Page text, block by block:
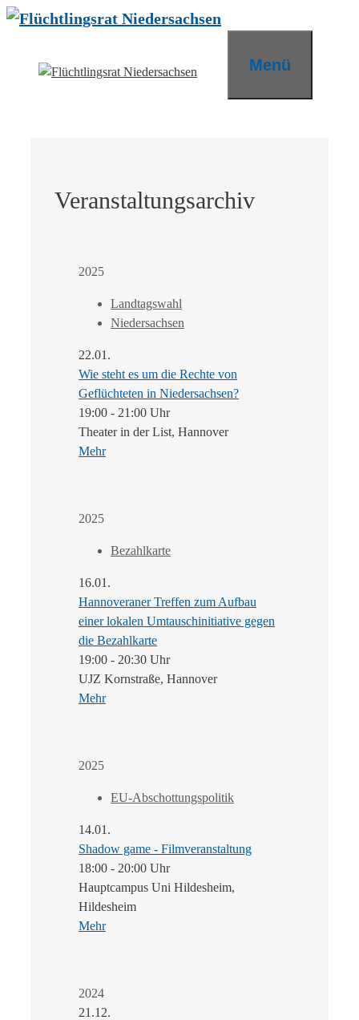
Zum
Menü
Veranstaltungsarchiv
2025
Landtagswahl
Niedersachsen
22.01.
Wie steht es um die Rechte von
Geflüchteten in Niedersachsen?
19:00 - 21:00 Uhr
Theater in der List, Hannover
Mehr
2025
Bezahlkarte
16.01.
Hannoveraner Treffen zum Aufbau
einer lokalen Umtauschinitiative gegen
die Bezahlkarte
19:00 - 20:30 Uhr
UJZ Kornstraße, Hannover
Mehr
2025
EU-Abschottungspolitik
14.01.
Shadow game - Filmveranstaltung
18:00 - 20:00 Uhr
Hauptcampus Uni Hildesheim,
Hildesheim
Mehr
2024
21.12.